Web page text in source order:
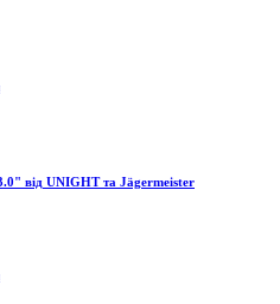
від UNIGHT та Jägermeister